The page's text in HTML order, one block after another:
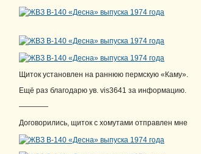
Щиток установлен на раннюю пермскую «Каму».
Ещё раз благодарю ув. vis3641 за информацию.
————
Договорились, щиток с хомутами отправлен мне